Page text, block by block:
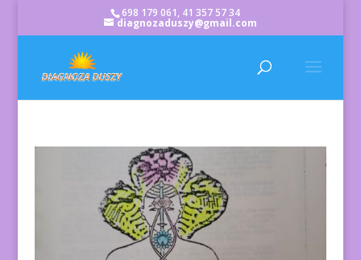
698 179 061, 41 357 57 34
diagnozaduszy@gmail.com